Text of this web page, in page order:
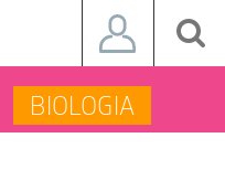
BIOLOGIA